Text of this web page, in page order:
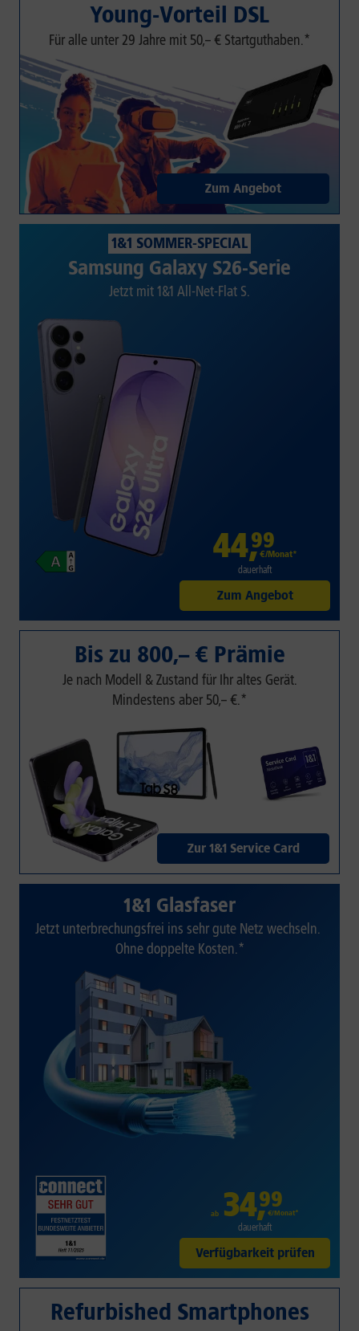
Young-Vorteil DSL
Für alle unter 29 Jahre mit 50,– € Startguthaben.*
Zum Angebot
1&1 SOMMER-SPECIAL
Samsung Galaxy S26-Serie
Jetzt mit 1&1 All-Net-Flat S.
44,99
€/Monat*
dauerhaft
Zum Angebot
Bis zu 800,– € Prämie
Je nach Modell & Zustand für Ihr altes Gerät.
Mindestens aber 50,– €.*
Zur 1&1 Service Card
1&1 Glasfaser
Jetzt unterbrechungsfrei ins sehr gute Netz wechseln.
Ohne doppelte Kosten.*
ab 34,99
€/Monat*
dauerhaft
Verfügbarkeit prüfen
Refurbished Smartphones